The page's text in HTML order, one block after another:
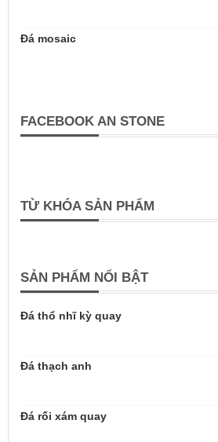
Đá mosaic
FACEBOOK AN STONE
TỪ KHÓA SẢN PHẨM
SẢN PHẨM NỔI BẬT
Đá thổ nhĩ kỳ quay
Đá thạch anh
Đá rối xám quay